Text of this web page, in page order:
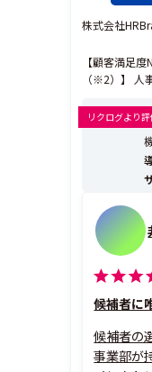
株式会社
【顧客満足
（※2）】 人
メントシステムです。 《
19年グッド
シンプルで
リクログより
候補者の
事業部が